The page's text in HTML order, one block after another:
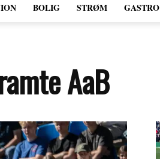
BOLIG STRØM GASTRO
AaB